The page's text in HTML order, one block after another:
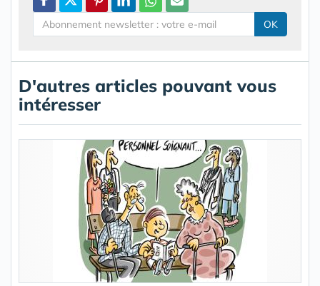
OK
D'autres articles pouvant vous
intéresser